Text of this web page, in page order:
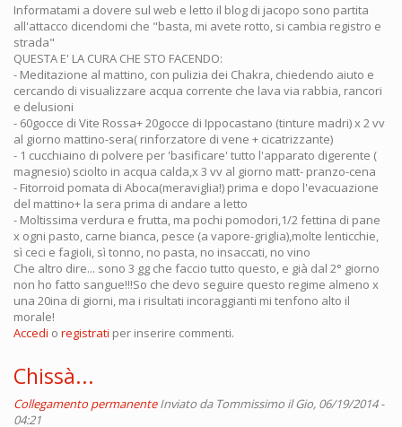
Informatami a dovere sul web e letto il blog di jacopo sono partita
all'attacco dicendomi che "basta, mi avete rotto, si cambia registro e
strada"
QUESTA E' LA CURA CHE STO FACENDO:
- Meditazione al mattino, con pulizia dei Chakra, chiedendo aiuto e
cercando di visualizzare acqua corrente che lava via rabbia, rancori
e delusioni
- 60gocce di Vite Rossa+ 20gocce di Ippocastano (tinture madri) x 2 vv
al giorno mattino-sera( rinforzatore di vene + cicatrizzante)
- 1 cucchiaino di polvere per 'basificare' tutto l'apparato digerente (
magnesio) sciolto in acqua calda,x 3 vv al giorno matt- pranzo-cena
- Fitorroid pomata di Aboca(meraviglia!) prima e dopo l'evacuazione
del mattino+ la sera prima di andare a letto
- Moltissima verdura e frutta, ma pochi pomodori,1/2 fettina di pane
x ogni pasto, carne bianca, pesce (a vapore-griglia),molte lenticchie,
sì ceci e fagioli, sì tonno, no pasta, no insaccati, no vino
Che altro dire... sono 3 gg che faccio tutto questo, e già dal 2° giorno
non ho fatto sangue!!!So che devo seguire questo regime almeno x
una 20ina di giorni, ma i risultati incoraggianti mi tenfono alto il
morale!
Accedi o registrati per inserire commenti.
Chissà...
Collegamento permanente Inviato da Tommissimo il Gio, 06/19/2014 -
04:21